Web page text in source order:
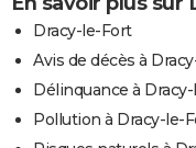
Dracy-le-Fort
Avis de décès à
Délinquance à
Pollution à Dracy-le-